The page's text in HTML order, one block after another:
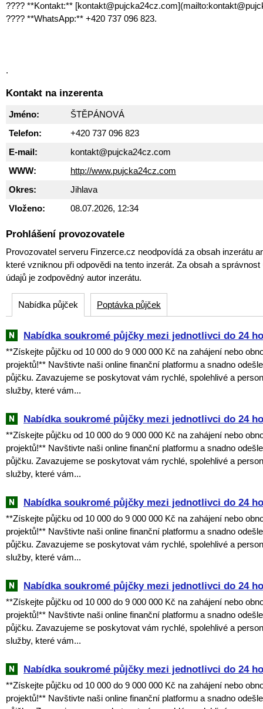
???? **Kontakt:**
???? **WhatsApp:** +420 737 096 823.
.
Kontakt na inzerenta
Jméno:
ŠTĚPÁNOVÁ
Telefon:
+420 737 096 823
E-mail:
kontakt@pujcka24cz.com
WWW:
http://www.pujcka24cz.com
Okres:
Jihlava
Vloženo:
08.07.2026, 12:34
Prohlášení provozovatele
Provozovatel serveru Finzerce.cz neodpovídá za obsah inzerátu
které vzniknou při odpovědi na tento inzerát. Za obsah a
údajů je zodpovědný autor inzerátu.
Nabídka půjček Poptávka půjček
Nabídka soukromé půjčky mezi jednotlivci do 24
**Získejte půjčku od 10 000 do 9 000 000 Kč na zahájení nebo
projektů!** Navštivte naši online finanční platformu a snadno
půjčku. Zavazujeme se poskytovat vám rychlé, spolehlivé a
služby, které vám...
Nabídka soukromé půjčky mezi jednotlivci do 24
**Získejte půjčku od 10 000 do 9 000 000 Kč na zahájení nebo
projektů!** Navštivte naši online finanční platformu a snadno
půjčku. Zavazujeme se poskytovat vám rychlé, spolehlivé a
služby, které vám...
Nabídka soukromé půjčky mezi jednotlivci do 24
**Získejte půjčku od 10 000 do 9 000 000 Kč na zahájení nebo
projektů!** Navštivte naši online finanční platformu a snadno
půjčku. Zavazujeme se poskytovat vám rychlé, spolehlivé a
služby, které vám...
Nabídka soukromé půjčky mezi jednotlivci do 24
**Získejte půjčku od 10 000 do 9 000 000 Kč na zahájení nebo
projektů!** Navštivte naši online finanční platformu a snadno
půjčku. Zavazujeme se poskytovat vám rychlé, spolehlivé a
služby, které vám...
Nabídka soukromé půjčky mezi jednotlivci do 24
**Získejte půjčku od 10 000 do 9 000 000 Kč na zahájení nebo
projektů!** Navštivte naši online finanční platformu a snadno